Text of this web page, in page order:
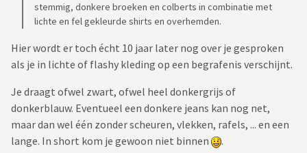
stemmig, donkere broeken en colberts in combinatie met
lichte en fel gekleurde shirts en overhemden.
Hier wordt er toch écht 10 jaar later nog over je gesproken
als je in lichte of flashy kleding op een begrafenis verschijnt.
Je draagt ofwel zwart, ofwel heel donkergrijs of
donkerblauw. Eventueel een donkere jeans kan nog net,
maar dan wel één zonder scheuren, vlekken, rafels, ... en een
lange. In short kom je gewoon niet binnen
.